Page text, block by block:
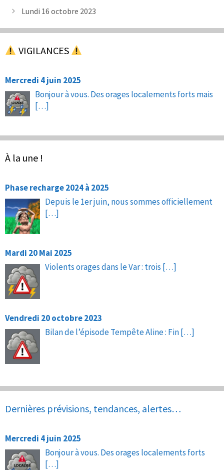
Lundi 16 octobre 2023
VIGILANCES
Mercredi 4 juin 2025
Bonjour à vous. Des orages localements forts mais
[…]
À la une !
Phase recharge 2024 à 2025
Depuis le 1er juin, nous sommes officiellement
[…]
Mardi 20 Mai 2025
Violents orages dans le Var : trois […]
Vendredi 20 octobre 2023
Bilan de l’épisode Tempête Aline : Fin[…]
Dernières prévisions, tendances, alertes…
Mercredi 4 juin 2025
Bonjour à vous. Des orages localements forts
[…]